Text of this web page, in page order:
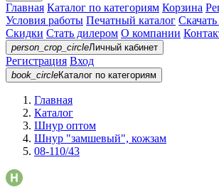
Главная Каталог по категориям Корзина
Условия работы Печатный каталог
Скидки Стать дилером О компании
person_crop_circleЛичный кабинет
Регистрация Вход
book_circleКаталог по категориям
Главная
Каталог
Шнур оптом
Шнур "замшевый", кожзам
08-110/43